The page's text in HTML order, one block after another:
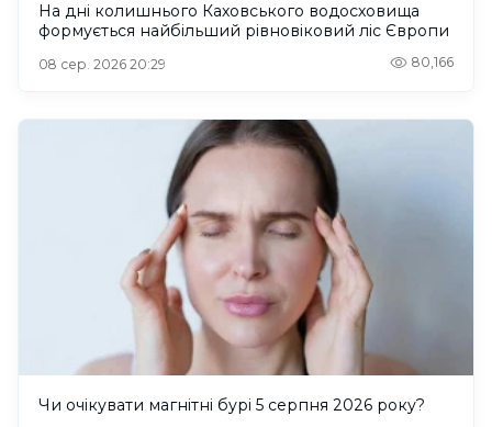
На дні колишнього Каховського водосховища
формується найбільший рівновіковий ліс Європи
08 сер. 2026 20:29 80,166
Чи очікувати магнітні бурі 5 серпня 2026 року?